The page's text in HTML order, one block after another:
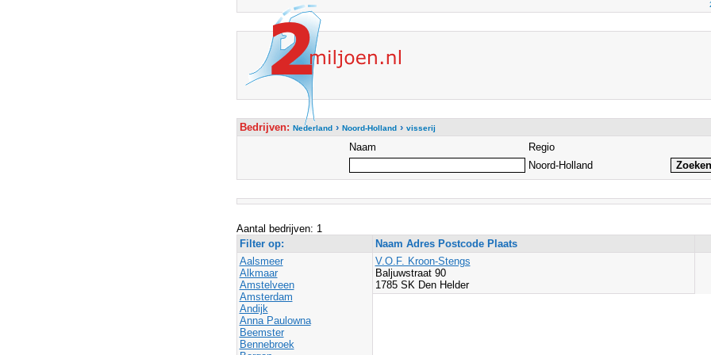
Bedrijven: Nederland› Noord-Holland› visserij
Naam
Regio
Noord-Holland
Aantal bedrijven: 1
Filter op:
Naam Adres Postcode Plaats
Aalsmeer
Alkmaar
Amstelveen
Amsterdam
Andijk
Anna Paulowna
Beemster
Bennebroek
V.O.F. Kroon-Stengs
Baljuwstraat 90
1785 SK Den Helder